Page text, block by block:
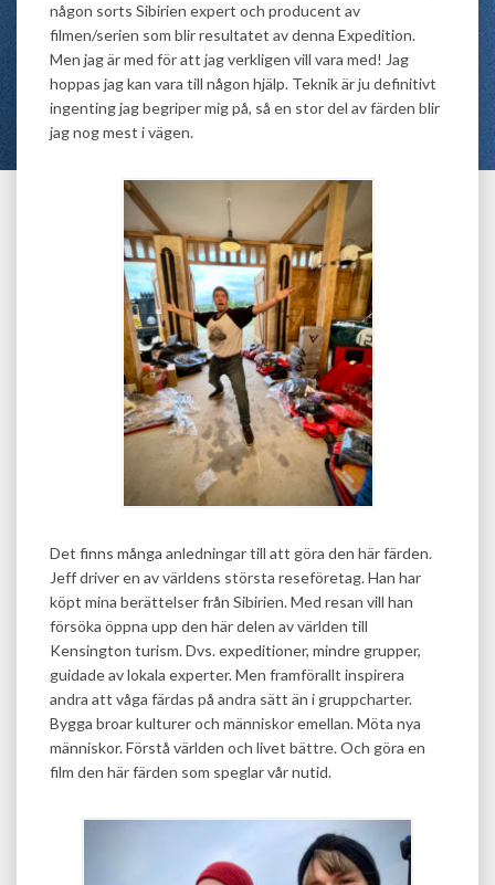
någon sorts Sibirien expert och producent av
filmen/serien som blir resultatet av denna Expedition.
Men jag är med för att jag verkligen vill vara med! Jag
hoppas jag kan vara till någon hjälp. Teknik är ju definitivt
ingenting jag begriper mig på, så en stor del av färden blir
jag nog mest i vägen.
Det finns många anledningar till att göra den här färden.
Jeff driver en av världens största reseföretag. Han har
köpt mina berättelser från Sibirien. Med resan vill han
försöka öppna upp den här delen av världen till
Kensington turism. Dvs. expeditioner, mindre grupper,
guidade av lokala experter. Men framförallt inspirera
andra att våga färdas på andra sätt än i gruppcharter.
Bygga broar kulturer och människor emellan. Möta nya
människor. Förstå världen och livet bättre. Och göra en
film den här färden som speglar vår nutid.